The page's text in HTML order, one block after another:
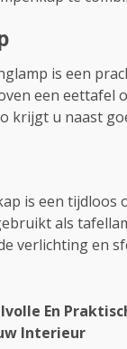
is een
een eettafel
krijgt u naast
is een
als
verlichting en
En
Interieur